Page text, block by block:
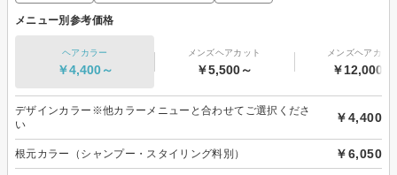
メニュー別参考価格
ヘアカラー
￥4,400～
メンズヘアカット
￥5,500～
メンズヘアカラ
￥12,000～
デザインカラー※他カラーメニューと合わせてご選択くださ
い
￥4,400
根元カラー（シャンプー・スタイリング料別） ￥6,050